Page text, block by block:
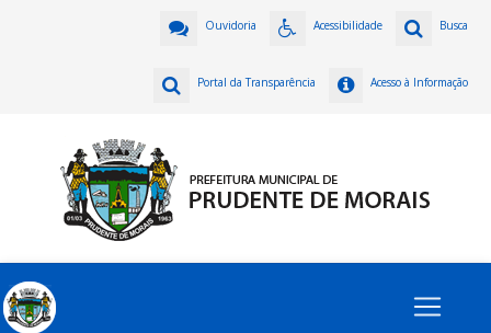
Busca
Acessibilidade
Ouvidoria
Acesso à Informação
Portal da Transparência